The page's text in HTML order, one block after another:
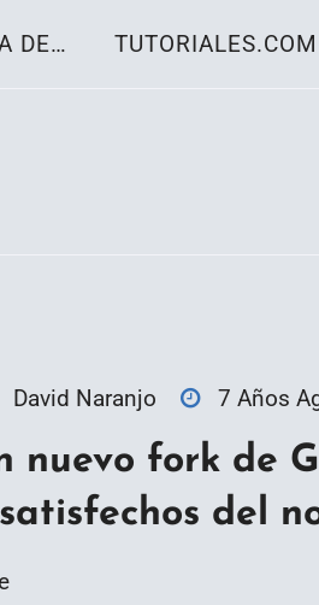
DE… TUTORIALES.COM
David Naranjo 7 Años
nuevo fork de
del